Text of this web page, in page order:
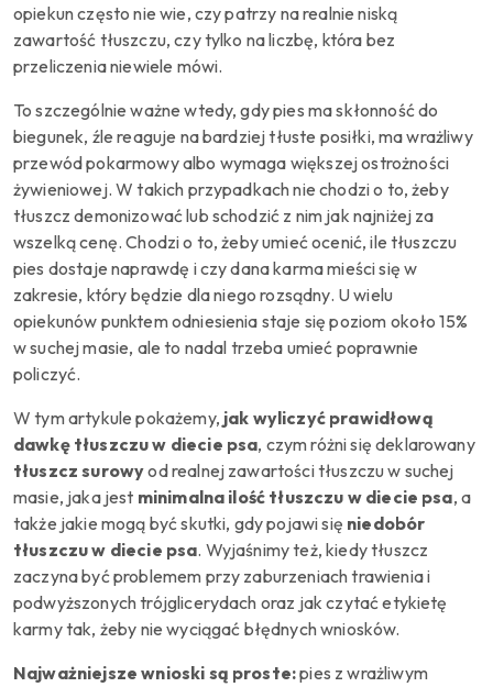
opiekun często nie wie, czy patrzy na realnie niską
zawartość tłuszczu, czy tylko na liczbę, która bez
przeliczenia niewiele mówi.
To szczególnie ważne wtedy, gdy pies ma skłonność do
biegunek, źle reaguje na bardziej tłuste posiłki, ma wrażliwy
przewód pokarmowy albo wymaga większej ostrożności
żywieniowej. W takich przypadkach nie chodzi o to, żeby
tłuszcz demonizować lub schodzić z nim jak najniżej za
wszelką cenę. Chodzi o to, żeby umieć ocenić, ile tłuszczu
pies dostaje naprawdę i czy dana karma mieści się w
zakresie, który będzie dla niego rozsądny. U wielu
opiekunów punktem odniesienia staje się poziom około 15%
w suchej masie, ale to nadal trzeba umieć poprawnie
policzyć.
W tym artykule pokażemy, jak wyliczyć prawidłową
dawkę tłuszczu w diecie psa, czym różni się deklarowany
tłuszcz surowyod realnej zawartości tłuszczu w suchej
masie, jaka jest minimalna ilość tłuszczu w diecie psa, a
także jakie mogą być skutki, gdy pojawi się niedobór
tłuszczu w diecie psa. Wyjaśnimy też, kiedy tłuszcz
zaczyna być problemem przy zaburzeniach trawienia i
podwyższonych trójglicerydach oraz jak czytać etykietę
karmy tak, żeby nie wyciągać błędnych wniosków.
Najważniejsze wnioski są proste:pies z wrażliwym